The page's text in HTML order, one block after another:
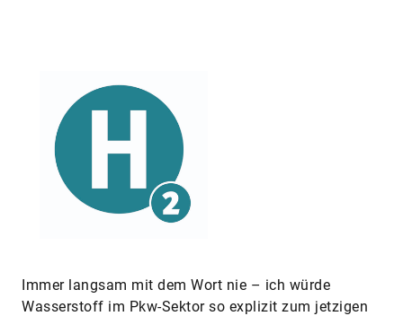
Immer langsam mit dem Wort nie – ich würde
Wasserstoff im Pkw-Sektor so explizit zum jetzigen